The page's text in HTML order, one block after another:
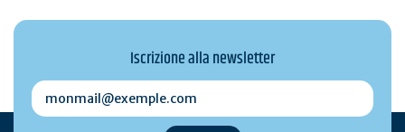
Iscrizione alla newsletter
monmail@exemple.com